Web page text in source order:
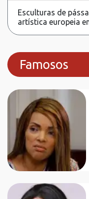
Esculturas de
artística europeia
Famosos